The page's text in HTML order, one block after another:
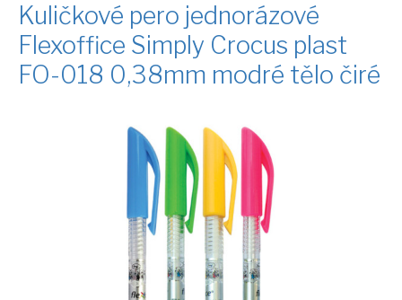
Kuličkové pero jednorázové
Flexoffice Simply Crocus plast
FO-018 0,38mm modré tělo čiré